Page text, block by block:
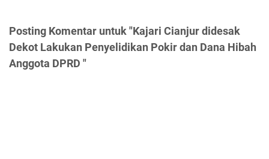
Posting Komentar untuk "Kajari Cianjur didesak
Dekot Lakukan Penyelidikan Pokir dan Dana Hibah
Anggota DPRD "